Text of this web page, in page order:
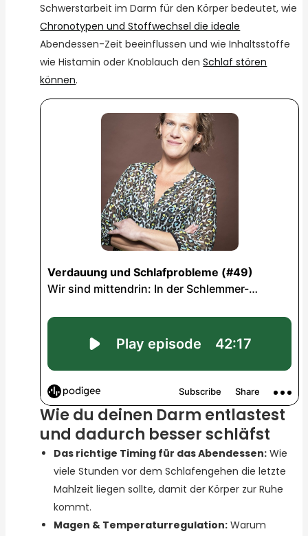
Schwerstarbeit im Darm für den Körper bedeutet, wie
Chronotypen und Stoffwechsel die ideale
Abendessen-Zeit beeinflussen und wie Inhaltsstoffe
wie Histamin oder Knoblauch denSchlaf stören
können.
Wie du deinen Darm entlastest
und dadurch besser schläfst
Das richtige Timing für das Abendessen: Wie
viele Stunden vor dem Schlafengehen die letzte
Mahlzeit liegen sollte, damit der Körper zur Ruhe
kommt.
Magen & Temperaturregulation: Warum